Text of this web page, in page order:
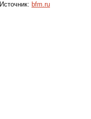
Источник: bfm.ru